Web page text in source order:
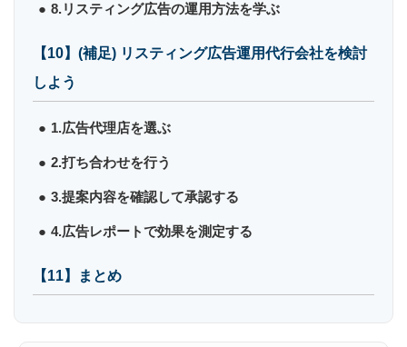
8.リスティング広告の運用方法を学ぶ
【10】(補足) リスティング広告運用代行会社を検討
しよう
1.広告代理店を選ぶ
2.打ち合わせを行う
3.提案内容を確認して承認する
4.広告レポートで効果を測定する
【11】まとめ